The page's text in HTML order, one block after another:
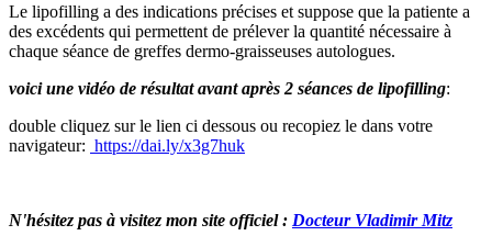
Le lipofilling a des indications précises et suppose que la patiente a
des excédents qui permettent de prélever la quantité nécessaire à
chaque séance de greffes dermo-graisseuses autologues.
voici une vidéo de résultat avant après 2 séances de lipofilling:
double cliquez sur le lien ci dessous ou recopiez le dans votre
navigateur: https://dai.ly/x3g7huk
N'hésitez pas à visitez mon site officiel : Docteur Vladimir Mitz